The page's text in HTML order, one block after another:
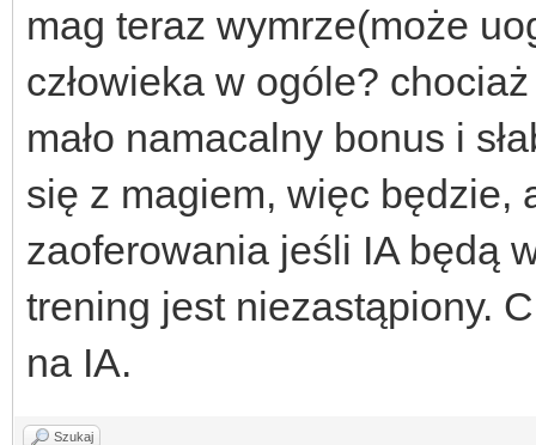
mag teraz wymrze(może
człowieka w ogóle?
mało namacalny bonus i
się z magiem, więc będzie,
zaoferowania jeśli IA będą
trening jest niezastąpiony.
na IA.
Szukaj